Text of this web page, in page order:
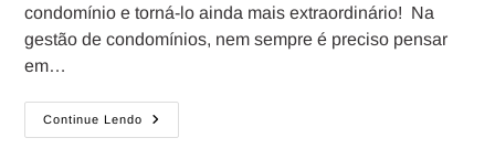
condomínio e torná-lo ainda mais extraordinário! Na
gestão de condomínios, nem sempre é preciso pensar
em…
Continue Lendo